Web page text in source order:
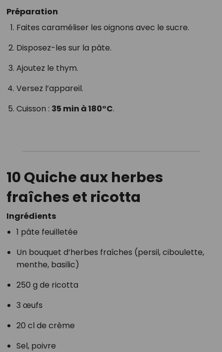
Préparation
Faites caraméliser les oignons avec le sucre.
Disposez-les sur la pâte.
Ajoutez le thym.
Versez l’appareil.
Cuisson : 35 min à 180°C.
10 Quiche aux herbes
fraîches et ricotta
Ingrédients
1 pâte feuilletée
Un bouquet d’herbes fraîches (persil, ciboulette,
menthe, basilic)
250 g de ricotta
3 œufs
20 cl de crème
Sel, poivre